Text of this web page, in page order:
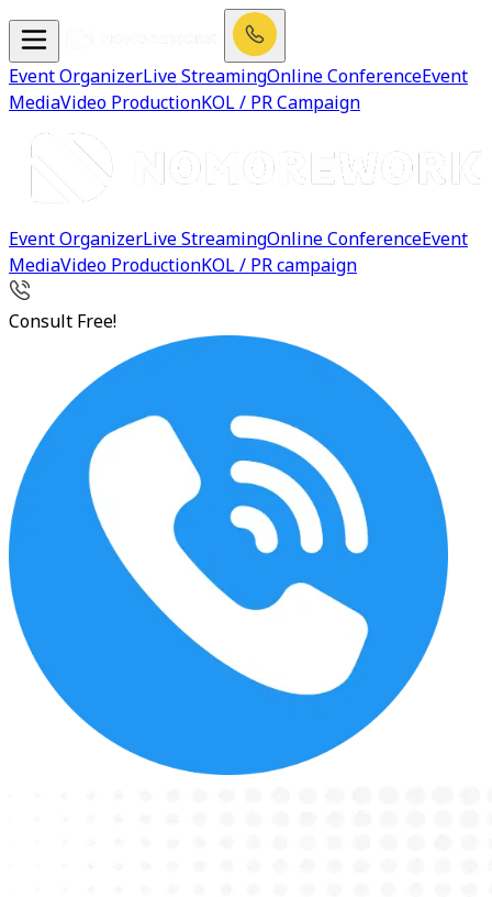
Event OrganizerLive StreamingOnline ConferenceEvent
MediaVideo ProductionKOL / PR Campaign
Event OrganizerLive StreamingOnline ConferenceEvent
MediaVideo ProductionKOL / PR campaign
Consult Free!